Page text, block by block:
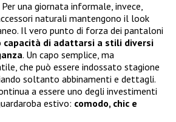
una giornata informale, invece,
naturali mantengono il look
Il vero punto di forza dei pantaloni
capacità di adattarsi a stili diversi
. Un capo semplice, ma
che può essere indossato stagione
soltanto abbinamenti e dettagli.
a essere uno degli investimenti
estivo: comodo, chic e